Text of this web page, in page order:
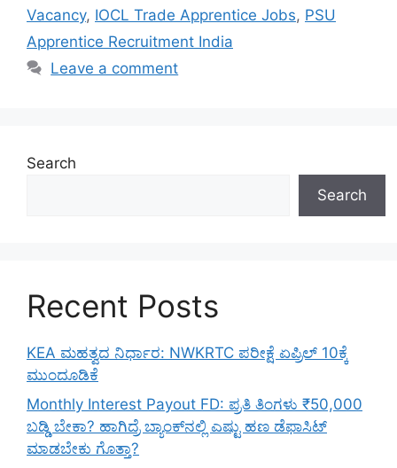
Vacancy, IOCL Trade Apprentice Jobs, PSU
Apprentice Recruitment India
Leave a comment
Search
Search
Recent Posts
KEA ಮಹತ್ವದ ನಿರ್ಧಾರ: NWKRTC ಪರೀಕ್ಷೆ ಏಪ್ರಿಲ್ 10ಕ್ಕೆ
ಮುಂದೂಡಿಕೆ
Monthly Interest Payout FD: ಪ್ರತಿ ತಿಂಗಳು ₹50,000
ಬಡ್ಡಿ ಬೇಕಾ? ಹಾಗಿದ್ರೆ ಬ್ಯಾಂಕ್‌ನಲ್ಲಿ ಎಷ್ಟು ಹಣ ಡೆಫಾಸಿಟ್
ಮಾಡಬೇಕು ಗೊತ್ತಾ?